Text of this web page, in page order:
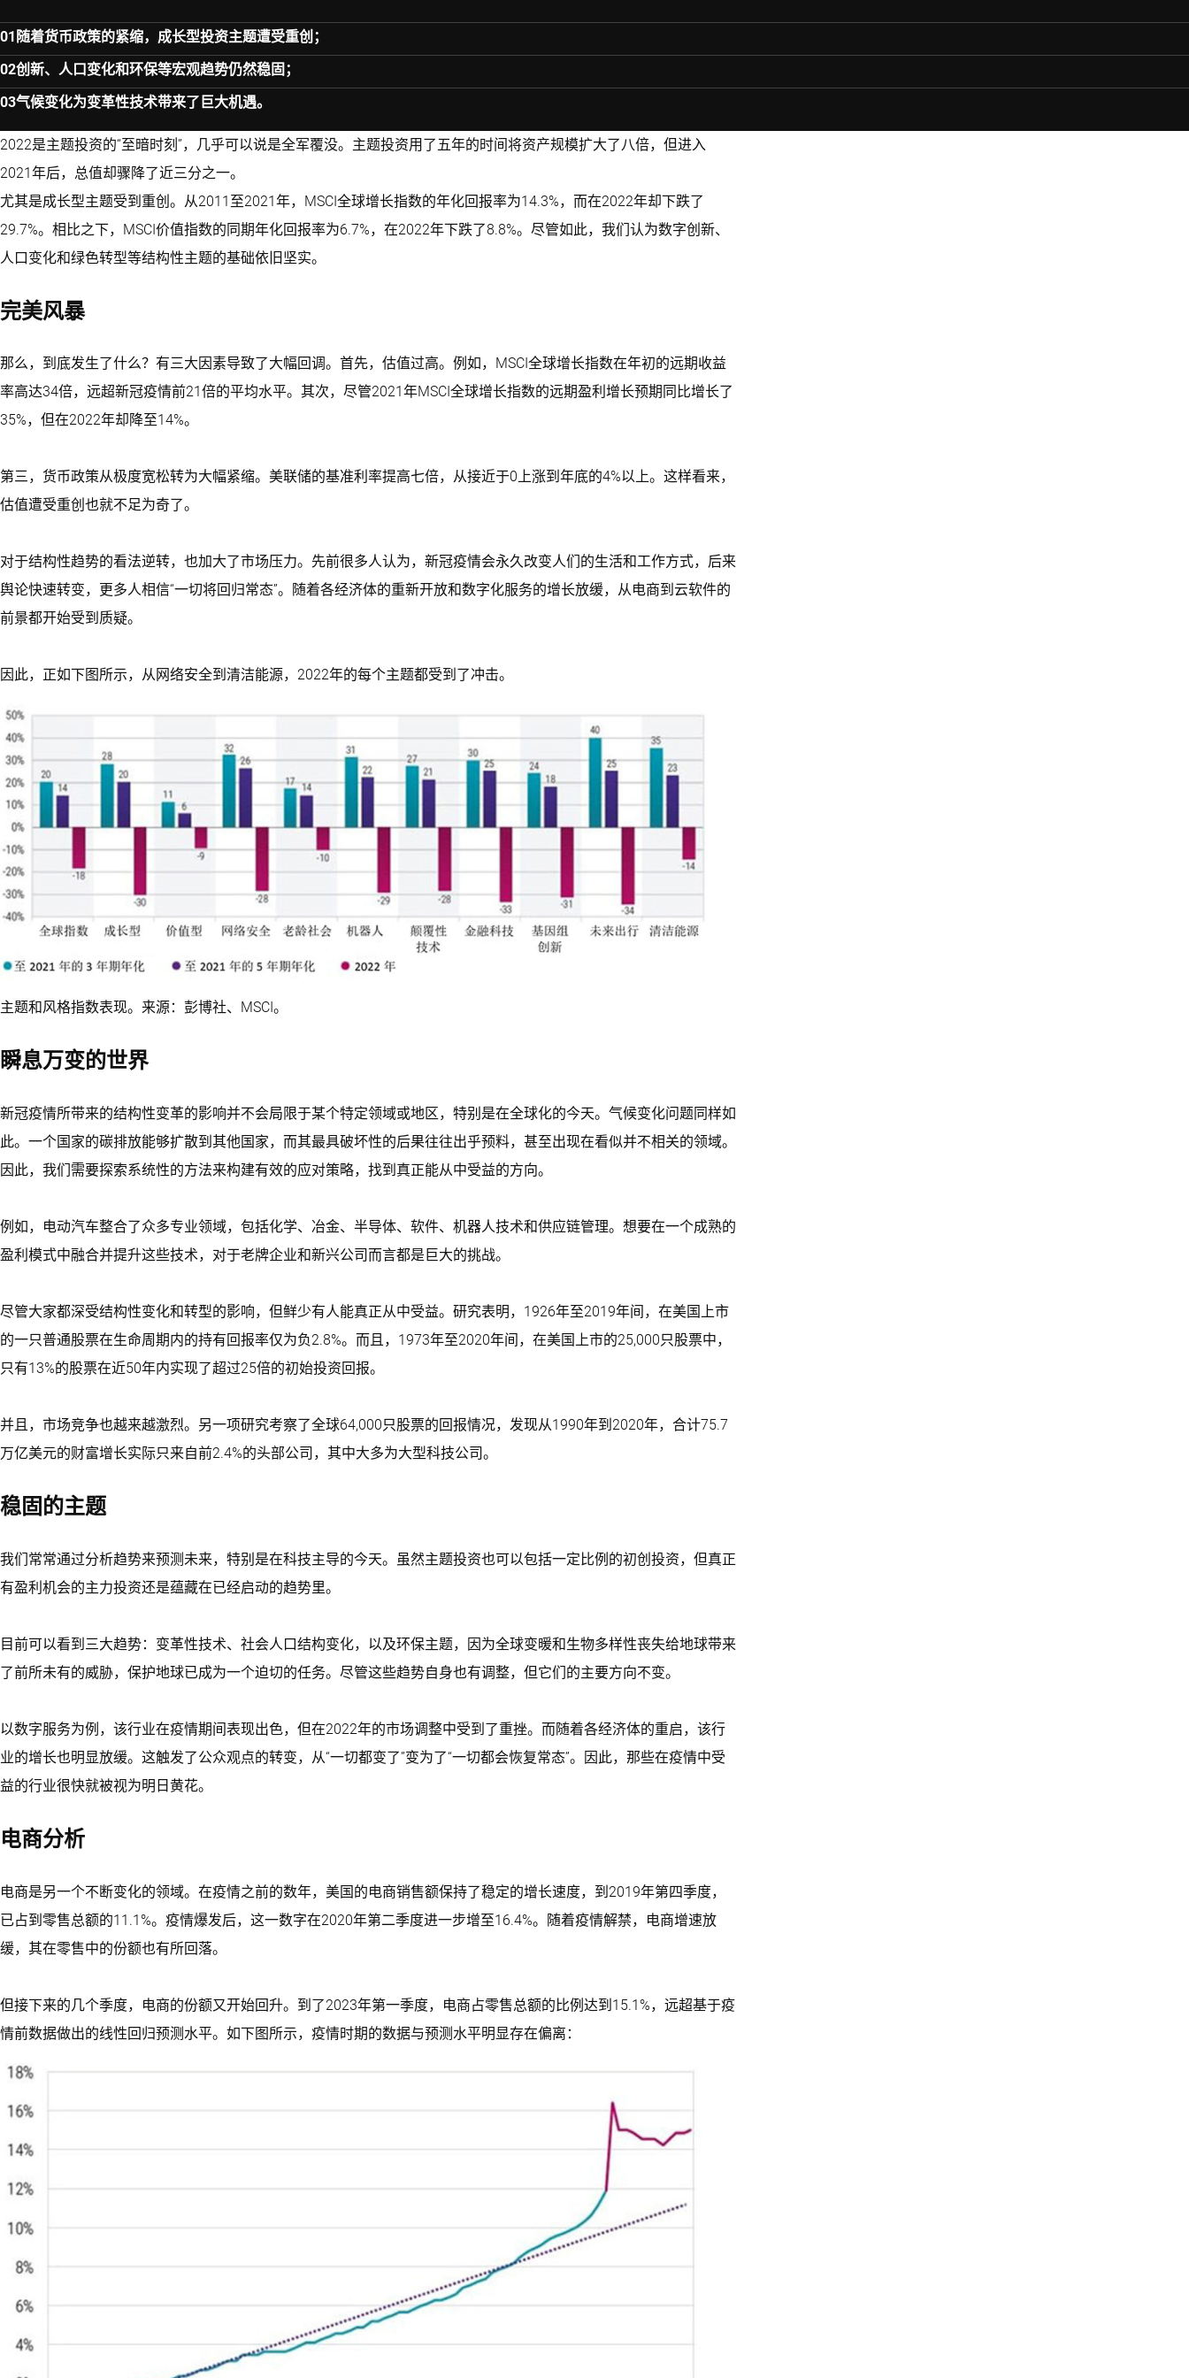
随着货币政策的紧缩，成长型投资主题遭受重创；
创新、人口变化和环保等宏观趋势仍然稳固；
气候变化为变革性技术带来了巨大机遇。
2022是主题投资的“至暗时刻”，几乎可以说是全军覆没。主题投资用了五年的时间将资产规模扩大了八倍，但进入
2021年后，总值却骤降了近三分之一。
尤其是成长型主题受到重创。从2011至2021年，MSCI全球增长指数的年化回报率为14.3%，而在2022年却下跌了
29.7%。相比之下，MSCI价值指数的同期年化回报率为6.7%，在2022年下跌了8.8%。尽管如此，我们认为数字创新、
人口变化和绿色转型等结构性主题的基础依旧坚实。
完美风暴
那么，到底发生了什么？有三大因素导致了大幅回调。首先，估值过高。例如，MSCI全球增长指数在年初的远期收益
率高达34倍，远超新冠疫情前21倍的平均水平。其次，尽管2021年MSCI全球增长指数的远期盈利增长预期同比增长了
35%，但在2022年却降至14%。
第三，货币政策从极度宽松转为大幅紧缩。美联储的基准利率提高七倍，从接近于0上涨到年底的4%以上。这样看来，
估值遭受重创也就不足为奇了。
对于结构性趋势的看法逆转，也加大了市场压力。先前很多人认为，新冠疫情会永久改变人们的生活和工作方式，后来
舆论快速转变，更多人相信“一切将回归常态”。随着各经济体的重新开放和数字化服务的增长放缓，从电商到云软件的
前景都开始受到质疑。
因此，正如下图所示，从网络安全到清洁能源，2022年的每个主题都受到了冲击。
主题和风格指数表现。来源：彭博社、MSCI。
瞬息万变的世界
新冠疫情所带来的结构性变革的影响并不会局限于某个特定领域或地区，特别是在全球化的今天。气候变化问题同样如
此。一个国家的碳排放能够扩散到其他国家，而其最具破坏性的后果往往出乎预料，甚至出现在看似并不相关的领域。
因此，我们需要探索系统性的方法来构建有效的应对策略，找到真正能从中受益的方向。
例如，电动汽车整合了众多专业领域，包括化学、冶金、半导体、软件、机器人技术和供应链管理。想要在一个成熟的
盈利模式中融合并提升这些技术，对于老牌企业和新兴公司而言都是巨大的挑战。
尽管大家都深受结构性变化和转型的影响，但鲜少有人能真正从中受益。研究表明，1926年至2019年间，在美国上市
的一只普通股票在生命周期内的持有回报率仅为负2.8%。而且，1973年至2020年间，在美国上市的25,000只股票中，
只有13%的股票在近50年内实现了超过25倍的初始投资回报。
并且，市场竞争也越来越激烈。另一项研究考察了全球64,000只股票的回报情况，发现从1990年到2020年，合计75.7
万亿美元的财富增长实际只来自前2.4%的头部公司，其中大多为大型科技公司。
稳固的主题
我们常常通过分析趋势来预测未来，特别是在科技主导的今天。虽然主题投资也可以包括一定比例的初创投资，但真正
有盈利机会的主力投资还是蕴藏在已经启动的趋势里。
目前可以看到三大趋势：变革性技术、社会人口结构变化，以及环保主题，因为全球变暖和生物多样性丧失给地球带来
了前所未有的威胁，保护地球已成为一个迫切的任务。尽管这些趋势自身也有调整，但它们的主要方向不变。
以数字服务为例，该行业在疫情期间表现出色，但在2022年的市场调整中受到了重挫。而随着各经济体的重启，该行
业的增长也明显放缓。这触发了公众观点的转变，从“一切都变了”变为了“一切都会恢复常态”。因此，那些在疫情中受
益的行业很快就被视为明日黄花。
电商分析
电商是另一个不断变化的领域。在疫情之前的数年，美国的电商销售额保持了稳定的增长速度，到2019年第四季度，
已占到零售总额的11.1%。疫情爆发后，这一数字在2020年第二季度进一步增至16.4%。随着疫情解禁，电商增速放
缓，其在零售中的份额也有所回落。
但接下来的几个季度，电商的份额又开始回升。到了2023年第一季度，电商占零售总额的比例达到15.1%，远超基于疫
情前数据做出的线性回归预测水平。如下图所示，疫情时期的数据与预测水平明显存在偏离：